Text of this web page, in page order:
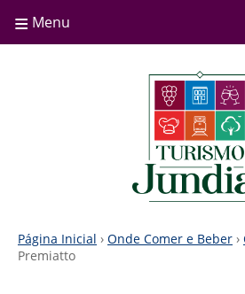
≡ Menu
Página Inicial › Onde Comer e Beber ›
Premiatto